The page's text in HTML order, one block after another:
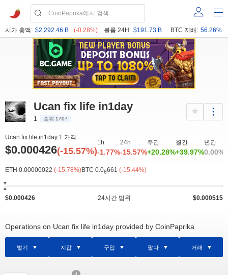
시가 총액: $2,292.46 B (-0.28%) 볼륨 24H: $191.73 B BTC 지배: 56.26%
Ucan fix life in1day
1 순위 1707
Ucan fix life in1day 1 가격:
$0.000426(-15.57%)
1h
-1.77%
24h
-15.57%
주간
+20.28%
월간
+39.97%
년간
0.00%
ETH 0.00000022 (-15.78%)BTC 0.08661 (-15.44%)
$0.000426 24시간 범위 $0.000515
Operations on Ucan fix life in1day provided by CoinPaprika
벌기 지갑 구입 팔다 거래